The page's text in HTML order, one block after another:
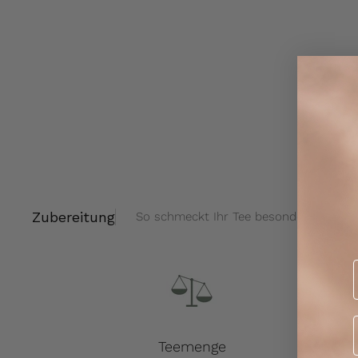
Zubereitung So schmeckt Ihr Tee besonders gut!
Teemenge